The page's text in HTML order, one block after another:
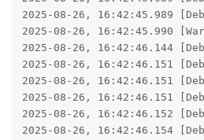
2025-08-26, 16:42:45.989
2025-08-26, 16:42:45.990
2025-08-26, 16:42:46.144
2025-08-26, 16:42:46.151
2025-08-26, 16:42:46.151
2025-08-26, 16:42:46.151
2025-08-26, 16:42:46.152
2025-08-26, 16:42:46.154